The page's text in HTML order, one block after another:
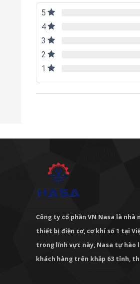
5
4
3
2
1
Công ty cổ phần VN Nasa là
thiết bị điện cơ, cơ khí số 1 tại
trong lĩnh vực này, Nasa tự hào
khách hàng trên khắp 63 tỉnh,